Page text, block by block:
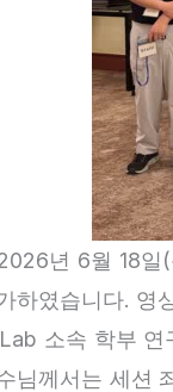
년 6월 18일
하였습니다.
소속 학부
님께서는 세션